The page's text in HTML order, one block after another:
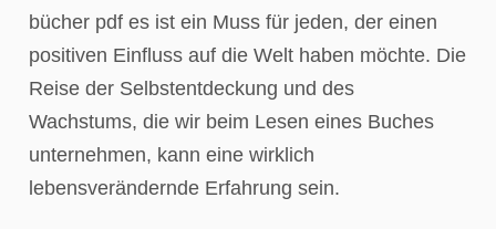
bücher pdf es ist ein Muss für jeden, der einen
positiven Einfluss auf die Welt haben möchte. Die
Reise der Selbstentdeckung und des
Wachstums, die wir beim Lesen eines Buches
unternehmen, kann eine wirklich
lebensverändernde Erfahrung sein.